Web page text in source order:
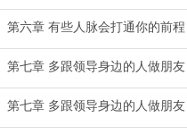
第七章 多跟领导身边的人做朋
第七章 多跟领导身边的人做朋